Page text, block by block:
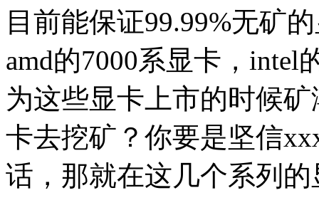
目前能保证99.99%无矿
amd的7000系显卡，intel
为这些显卡上市的时候
卡去挖矿？你要是坚信
话，那就在这几个系列